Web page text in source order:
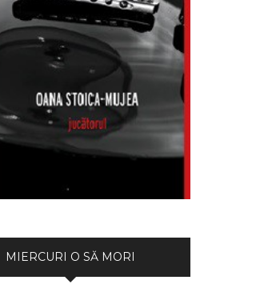
MIERCURI O SĂ MORI